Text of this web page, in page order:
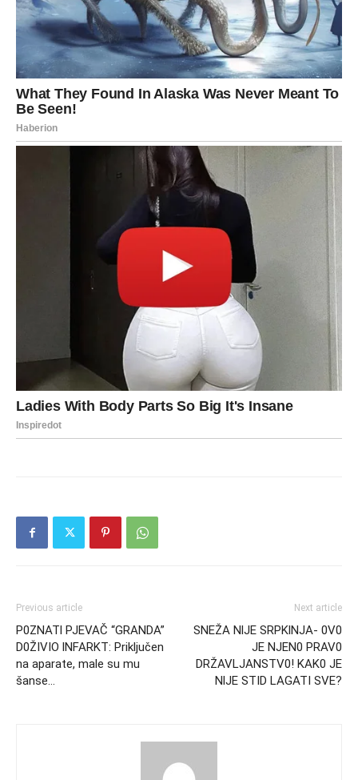
Previous article
P0ZNATl PJEVAČ “GRANDA”
D0ŽIVIO lNFARKT: Priključen
na aparate, male su mu
šanse…
Next article
SNEŽA NlJE SRPKlNJA- 0V0
JE NJEN0 PRAV0
DRŽAVLJANSTV0! KAK0 JE
NlJE STID LAGATI SVE?